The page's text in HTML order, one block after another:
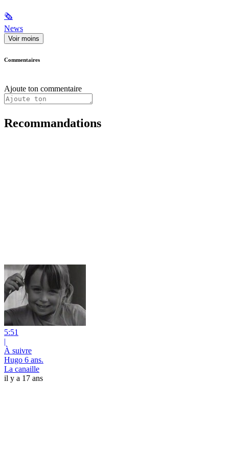
🗞
News
Voir moins
Commentaires
Ajoute ton commentaire
Recommandations
5:51
|
À suivre
Hugo 6 ans.
La canaille
il y a 17 ans